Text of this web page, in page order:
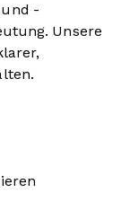
-
Unsere